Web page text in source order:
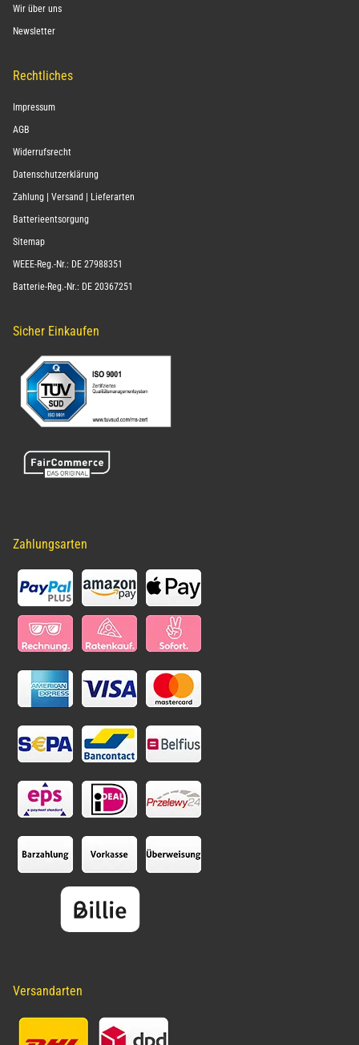
Wir über uns
Newsletter
Rechtliches
Impressum
AGB
Widerrufsrecht
Datenschutzerklärung
Zahlung | Versand | Lieferarten
Batterieentsorgung
Sitemap
WEEE-Reg.-Nr.: DE 27988351
Batterie-Reg.-Nr.: DE 20367251
Sicher Einkaufen
Zahlungsarten
Versandarten